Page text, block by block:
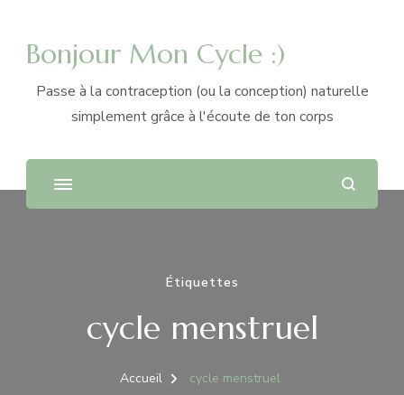
Bonjour Mon Cycle :)
Passe à la contraception (ou la conception) naturelle
simplement grâce à l'écoute de ton corps
Étiquettes
cycle menstruel
Accueil cycle menstruel